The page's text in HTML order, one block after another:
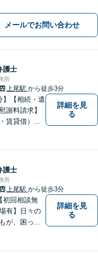
財産分与、親権、養育費な
200件以上の解決実績【上尾駅
メールでお問い合わせ
護士
所
上尾駅 から徒歩3分
】【相続・遺
謝料請求】
賃貸借）】
詳細を見
る
護士
所
上尾駅 から徒歩3分
初回相談無
有】日々の
が、困っ
詳細を見
る